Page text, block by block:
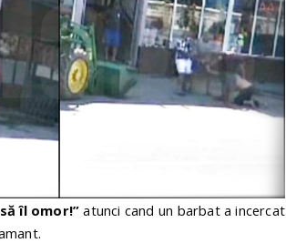
îl omor!”atunci cand un barbat a incercat